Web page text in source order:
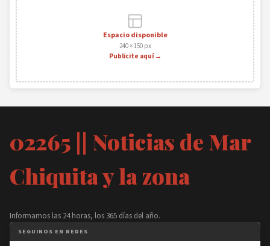
Espacio disponible
240 × 150 px
Publicite aquí →
02265 || Noticias de Mar
Chiquita y la zona
Informamos las 24 horas, los 365 días del año.
SEGUINOS EN REDES